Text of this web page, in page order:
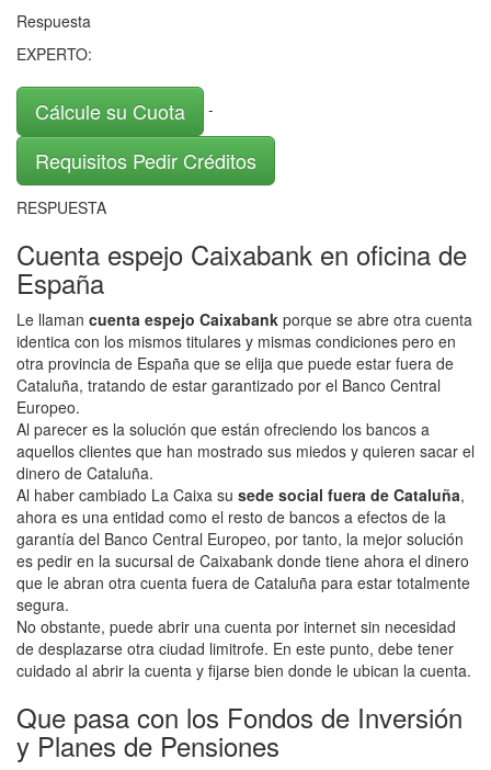
Respuesta
EXPERTO:
Cálcule su Cuota -
Requisitos Pedir Créditos
RESPUESTA
Cuenta espejo Caixabank en oficina de
España
Le llaman cuenta espejo Caixabank porque se abre otra cuenta
identica con los mismos titulares y mismas condiciones pero en
otra provincia de España que se elija que puede estar fuera de
Cataluña, tratando de estar garantizado por el Banco Central
Europeo.
Al parecer es la solución que están ofreciendo los bancos a
aquellos clientes que han mostrado sus miedos y quieren sacar el
dinero de Cataluña.
Al haber cambiado La Caixa su sede social fuera de Cataluña,
ahora es una entidad como el resto de bancos a efectos de la
garantía del Banco Central Europeo, por tanto, la mejor solución
es pedir en la sucursal de Caixabank donde tiene ahora el dinero
que le abran otra cuenta fuera de Cataluña para estar totalmente
segura.
No obstante, puede abrir una cuenta por internet sin necesidad
de desplazarse otra ciudad limitrofe. En este punto, debe tener
cuidado al abrir la cuenta y fijarse bien donde le ubican la cuenta.
Que pasa con los Fondos de Inversión
y Planes de Pensiones